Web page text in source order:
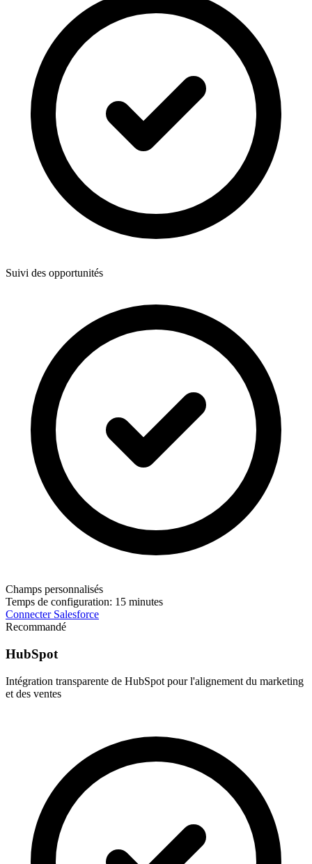
Suivi des opportunités
Champs personnalisés
Temps de configuration: 15 minutes
Connecter Salesforce
Recommandé
HubSpot
Intégration transparente de HubSpot pour l'alignement du marketing
et des ventes